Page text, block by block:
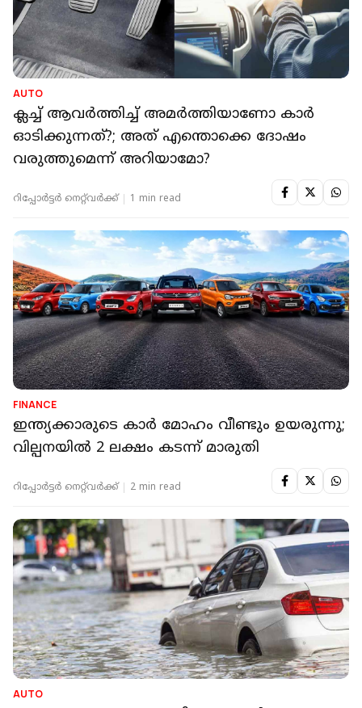
AUTO
ക്ലച്ച് ആവര്‍ത്തിച്ച് അമര്‍ത്തിയാണോ കാര്‍
ഓടിക്കുന്നത്?; അത് എന്തൊക്കെ ദോഷം
വരുത്തുമെന്ന് അറിയാമോ?
റിപ്പോർട്ടർ നെറ്റ്‌വര്‍ക്ക്‌ 1 min read
FINANCE
ഇന്ത്യക്കാരുടെ കാർ മോഹം വീണ്ടും ഉയരുന്നു;
വില്പനയിൽ 2 ലക്ഷം കടന്ന് മാരുതി
റിപ്പോർട്ടർ നെറ്റ്‌വര്‍ക്ക്‌ 2 min read
AUTO